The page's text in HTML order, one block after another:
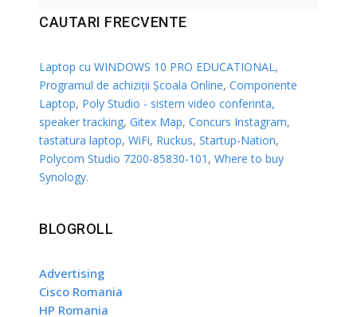
CAUTARI FRECVENTE
Laptop cu WINDOWS 10 PRO EDUCATIONAL ,
Programul de achiziții Școala Online, Componente
Laptop, Poly Studio - sistem video conferinta,
speaker tracking, Gitex Map, Concurs Instagram,
tastatura laptop, WiFi, Ruckus, Startup-Nation,
Polycom Studio 7200-85830-101 , Where to buy
Synology.
BLOGROLL
Advertising
Cisco Romania
HP Romania